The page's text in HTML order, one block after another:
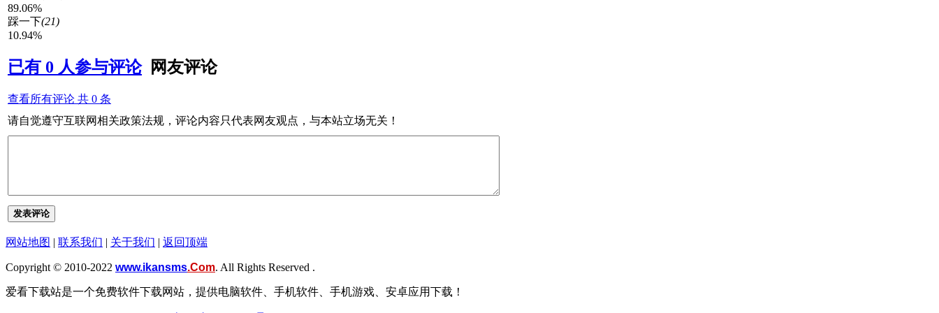
89.06%
踩一下(21)
10.94%
已有 0 人参与评论 网友评论
查看所有评论 共 0 条
请自觉遵守互联网相关政策法规，评论内容只代表网友观点，与本站立场无关！
发表评论
网站地图 | 联系我们 | 关于我们 | 返回顶端
Copyright © 2010-2022 www.ikansms.Com. All Rights Reserved .
爱看下载站是一个免费软件下载网站，提供电脑软件、手机软件、手机游戏、安卓应用下载！